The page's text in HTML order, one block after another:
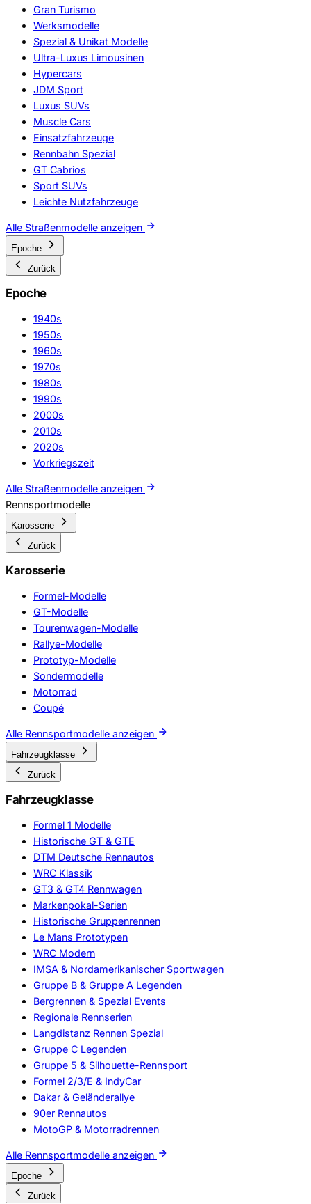
Gran Turismo
Werksmodelle
Spezial & Unikat Modelle
Ultra-Luxus Limousinen
Hypercars
JDM Sport
Luxus SUVs
Muscle Cars
Einsatzfahrzeuge
Rennbahn Spezial
GT Cabrios
Sport SUVs
Leichte Nutzfahrzeuge
Alle Straßenmodelle anzeigen
Epoche
Zurück
Epoche
1940s
1950s
1960s
1970s
1980s
1990s
2000s
2010s
2020s
Vorkriegszeit
Alle Straßenmodelle anzeigen
Rennsportmodelle
Karosserie
Zurück
Karosserie
Formel-Modelle
GT-Modelle
Tourenwagen-Modelle
Rallye-Modelle
Prototyp-Modelle
Sondermodelle
Motorrad
Coupé
Alle Rennsportmodelle anzeigen
Fahrzeugklasse
Zurück
Fahrzeugklasse
Formel 1 Modelle
Historische GT & GTE
DTM Deutsche Rennautos
WRC Klassik
GT3 & GT4 Rennwagen
Markenpokal-Serien
Historische Gruppenrennen
Le Mans Prototypen
WRC Modern
IMSA & Nordamerikanischer Sportwagen
Gruppe B & Gruppe A Legenden
Bergrennen & Spezial Events
Regionale Rennserien
Langdistanz Rennen Spezial
Gruppe C Legenden
Gruppe 5 & Silhouette-Rennsport
Formel 2/3/E & IndyCar
Dakar & Geländerallye
90er Rennautos
MotoGP & Motorradrennen
Alle Rennsportmodelle anzeigen
Epoche
Zurück